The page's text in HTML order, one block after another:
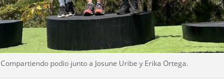
Compartiendo podio junto a Josune Uribe y Erika Ortega.